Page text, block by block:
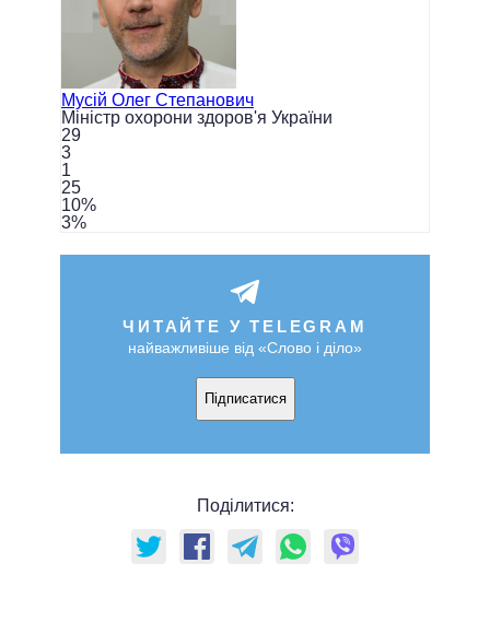
Мусій Олег Степанович
Міністр охорони здоров'я України
29
3
1
25
10%
3%
ЧИТАЙТЕ У TELEGRAM
найважливіше від «Слово і діло»
Підписатися
Поділитися: